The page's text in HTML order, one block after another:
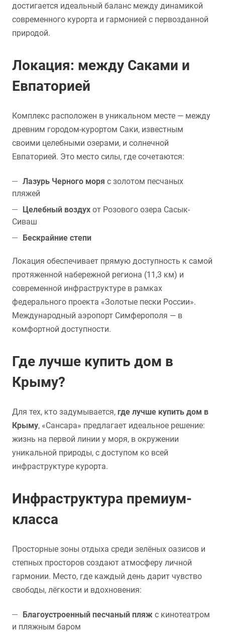
достигается идеальный баланс между динамикой
современного курорта и гармонией с первозданной
природой.
Локация: между Саками и
Евпаторией
Комплекс расположен в уникальном месте — между
древним городом-курортом Саки, известным
своими целебными озерами, и солнечной
Евпаторией. Это место силы, где сочетаются:
Лазурь Черного моря с золотом песчаных
пляжей
Целебный воздух от Розового озера Сасык-
Сиваш
Бескрайние степи
Локация обеспечивает прямую доступность к самой
протяженной набережной региона (11,3 км) и
современной инфраструктуре в рамках
федерального проекта «Золотые пески России».
Международный аэропорт Симферополя — в
комфортной доступности.
Где лучше купить дом в
Крыму?
Для тех, кто задумывается, где лучше купить дом в
Крыму, «Сансара» предлагает идеальное решение:
жизнь на первой линии у моря, в окружении
уникальной природы, с доступом ко всей
инфраструктуре курорта.
Инфраструктура премиум-
класса
Просторные зоны отдыха среди зелёных оазисов и
степных просторов создают атмосферу личной
гармонии. Место, где каждый день дарит чувство
свободы, лёгкости и вдохновения:
Благоустроенный песчаный пляж с кинотеатром
и пляжным баром